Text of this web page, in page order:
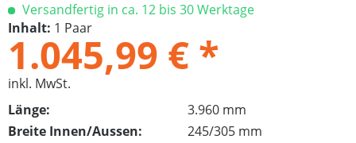
Versandfertig in ca. 12 bis 30 Werktage
Inhalt: 1 Paar
1.045,99 € *
inkl. MwSt.
Länge:
3.960 mm
Breite Innen/Aussen:
245/305 mm